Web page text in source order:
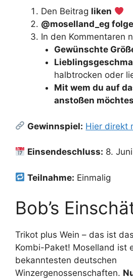
Den Beitrag liken
@moselland_eg
In den Kommentaren
Gewünschte
halbtrocken oder
Mit wem du auf
anstoßen
Gewinnspiel: Hier direkt
Einsendeschluss: 8.
Teilnahme: Einmalig
Bob’s
Trikot plus Wein – das ist
Kombi-Paket! Moselland ist
bekanntesten deutschen
Winzergenossenschaften.